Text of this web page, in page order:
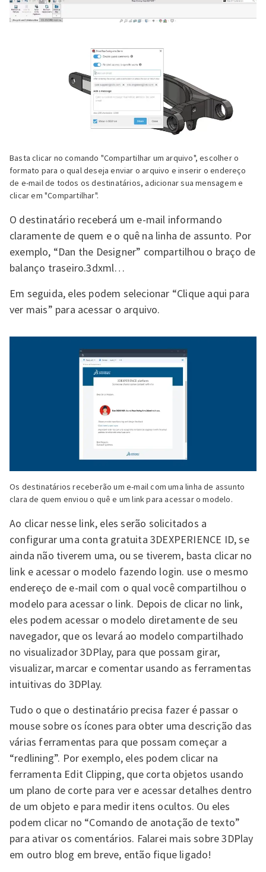
Basta clicar no comando "Compartilhar um arquivo", escolher o
formato para o qual deseja enviar o arquivo e inserir o endereço
de e-mail de todos os destinatários, adicionar sua mensagem e
clicar em "Compartilhar".
O destinatário receberá um e-mail informando
claramente de quem e o quê na linha de assunto. Por
exemplo, “Dan the Designer” compartilhou o braço de
balanço traseiro.3dxml…
Em seguida, eles podem selecionar “Clique aqui para
ver mais” para acessar o arquivo.
Os destinatários receberão um e-mail com uma linha de assunto
clara de quem enviou o quê e um link para acessar o modelo.
Ao clicar nesse link, eles serão solicitados a
configurar uma conta gratuita 3DEXPERIENCE ID, se
ainda não tiverem uma, ou se tiverem, basta clicar no
link e acessar o modelo fazendo login. use o mesmo
endereço de e-mail com o qual você compartilhou o
modelo para acessar o link. Depois de clicar no link,
eles podem acessar o modelo diretamente de seu
navegador, que os levará ao modelo compartilhado
no visualizador 3DPlay, para que possam girar,
visualizar, marcar e comentar usando as ferramentas
intuitivas do 3DPlay.
Tudo o que o destinatário precisa fazer é passar o
mouse sobre os ícones para obter uma descrição das
várias ferramentas para que possam começar a
“redlining”. Por exemplo, eles podem clicar na
ferramenta Edit Clipping, que corta objetos usando
um plano de corte para ver e acessar detalhes dentro
de um objeto e para medir itens ocultos. Ou eles
podem clicar no “Comando de anotação de texto”
para ativar os comentários. Falarei mais sobre 3DPlay
em outro blog em breve, então fique ligado!